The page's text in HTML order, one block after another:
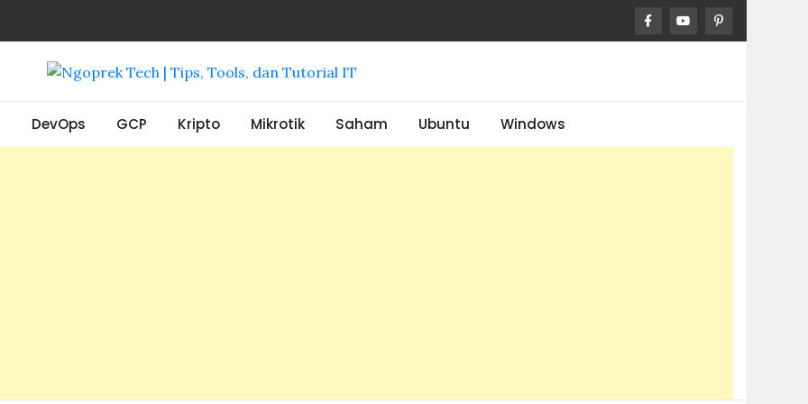
Tools, dan Tutorial IT
DevOps GCP Kripto Mikrotik Saham Ubuntu Windows